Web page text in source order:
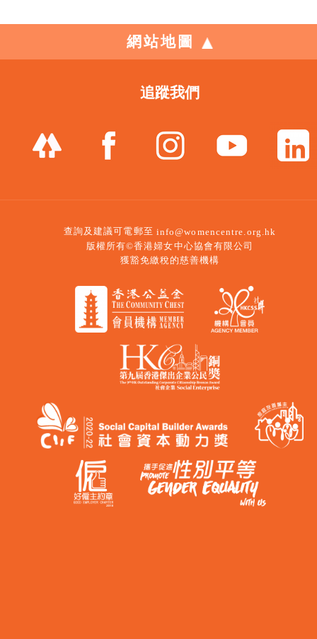
網站地圖
追蹤我們
查詢及建議可電郵至 info@womencentre.org.hk
版權所有©香港婦女中心協會有限公司
獲豁免繳稅的慈善機構